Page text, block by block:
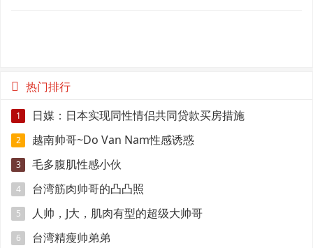
热门排行
1 日媒：日本实现同性情侣共同贷款买房措施
2 越南帅哥~Do Van Nam性感诱惑
3 毛多腹肌性感小伙
4 台湾筋肉帅哥的凸凸照
5 人帅，J大，肌肉有型的超级大帅哥
6 台湾精瘦帅弟弟